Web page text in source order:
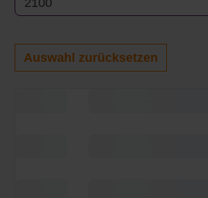
Auswahl zurücksetzen